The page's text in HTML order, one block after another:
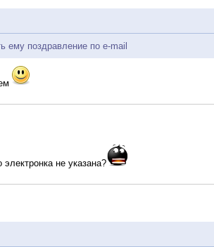
поздравление по e-mail
не указана?